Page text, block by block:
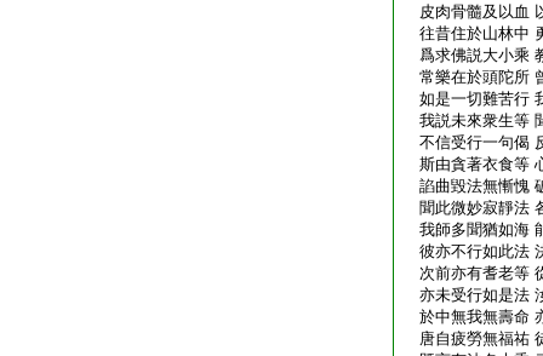
皮肉骨髓及以血
往昔住於山林中
爲求佛説大小乘
常樂在於頭陀所
如是一切難苦行
我説未來衆生等
不信受行一句偈
斯由貪著衣食等
諂曲毀法無慚愧
聞此微妙寂靜法
我師多聞猶如海
彼亦不行如此法
次前亦有耆老等
亦未受行如是法
於中無我無壽命
唐自疲勞無福祐